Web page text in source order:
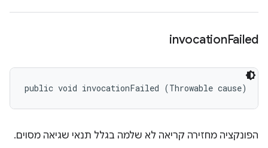
invocationFailed
public void invocationFailed (Throwable cause)
הפונקציה מחזירה קריאה לא שלמה בגלל תנאי שגיאה מסוים.